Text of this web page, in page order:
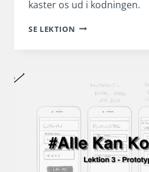
kaster os ud i kodningen.
SE LEKTION PROTOTYPING